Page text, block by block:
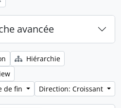
avancée
Hiérarchie
de fin
Direction: Croissant